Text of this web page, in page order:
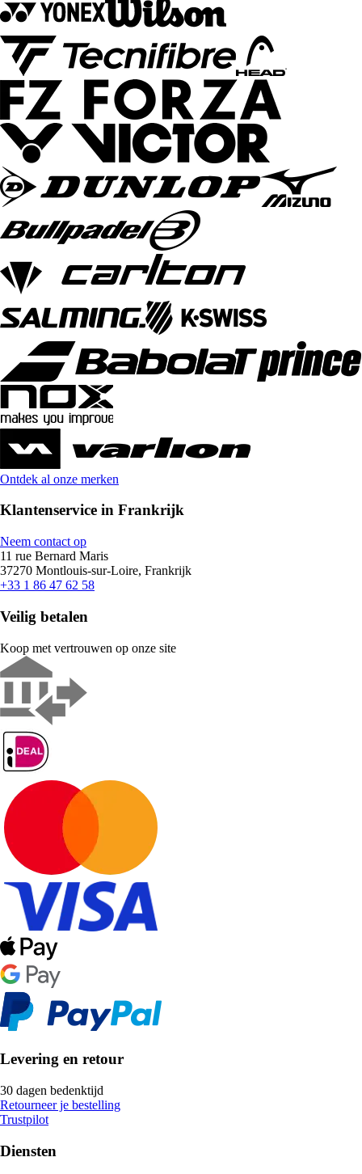
Ontdek al onze merken
Klantenservice in Frankrijk
Neem contact op
11 rue Bernard Maris
37270 Montlouis-sur-Loire, Frankrijk
+33 1 86 47 62 58
Veilig betalen
Koop met vertrouwen op onze site
Levering en retour
30 dagen bedenktijd
Retourneer je bestelling
Trustpilot
Diensten